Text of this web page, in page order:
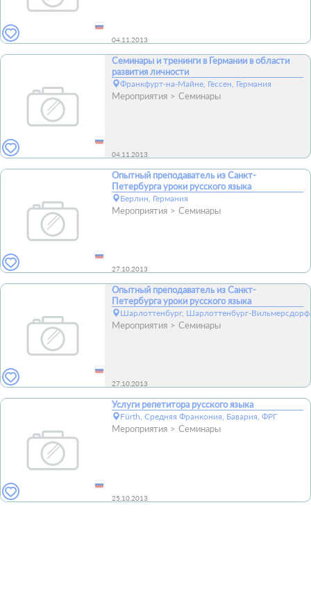
04.11.2013
Семинары и тренинги в Германии в области
развития личности
Франкфурт-на-Майне, Гессен, Германия
Мероприятия Семинары
04.11.2013
Опытный преподаватель из Санкт-
Петербурга уроки русского языка
Берлин, Германия
Мероприятия Семинары
27.10.2013
Опытный преподаватель из Санкт-
Петербурга уроки русского языка
Шарлоттенбург, Шарлоттенбург-
Мероприятия Семинары
27.10.2013
Услуги репетитора русского языка
Fürth, Средняя Франкония, Бавария, ФРГ
Мероприятия Семинары
25.10.2013